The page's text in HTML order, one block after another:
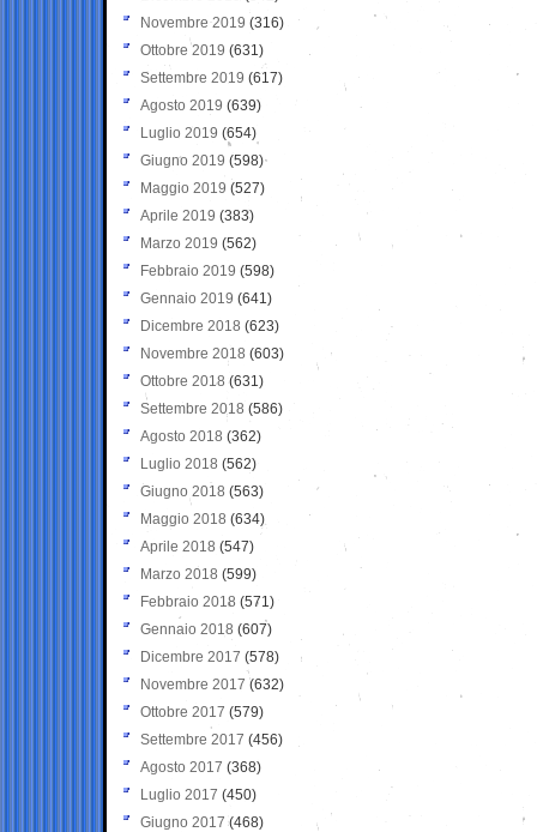
Novembre 2019 (316)
Ottobre 2019 (631)
Settembre 2019 (617)
Agosto 2019 (639)
Luglio 2019 (654)
Giugno 2019 (598)
Maggio 2019 (527)
Aprile 2019 (383)
Marzo 2019 (562)
Febbraio 2019 (598)
Gennaio 2019 (641)
Dicembre 2018 (623)
Novembre 2018 (603)
Ottobre 2018 (631)
Settembre 2018 (586)
Agosto 2018 (362)
Luglio 2018 (562)
Giugno 2018 (563)
Maggio 2018 (634)
Aprile 2018 (547)
Marzo 2018 (599)
Febbraio 2018 (571)
Gennaio 2018 (607)
Dicembre 2017 (578)
Novembre 2017 (632)
Ottobre 2017 (579)
Settembre 2017 (456)
Agosto 2017 (368)
Luglio 2017 (450)
Giugno 2017 (468)